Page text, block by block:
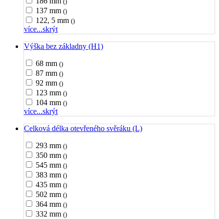
137 mm ()
122, 5 mm ()
více...skrýt
Výška bez základny (H1)
68 mm ()
87 mm ()
92 mm ()
123 mm ()
104 mm ()
více...skrýt
Celková délka otevřeného svěráku (L)
293 mm ()
350 mm ()
545 mm ()
383 mm ()
435 mm ()
502 mm ()
364 mm ()
332 mm ()